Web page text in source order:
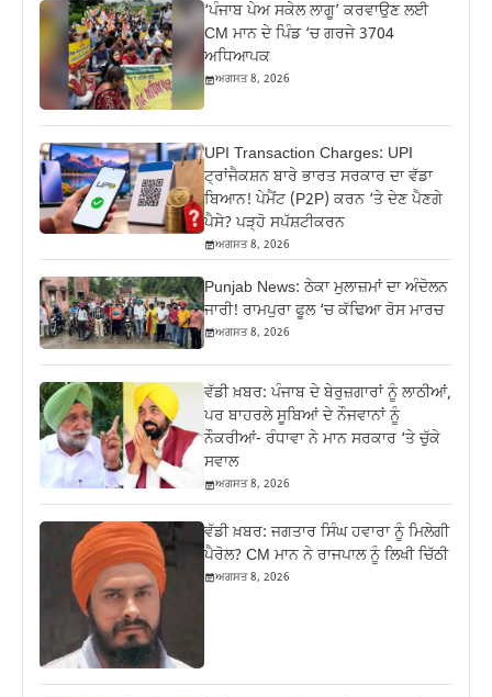
‘ਪੰਜਾਬ ਪੇਅ ਸਕੇਲ ਲਾਗੂ’ ਕਰਵਾਉਣ ਲਈ
CM ਮਾਨ ਦੇ ਪਿੰਡ ‘ਚ ਗਰਜੇ 3704
ਅਧਿਆਪਕ
ਅਗਸਤ 8, 2026
UPI Transaction Charges: UPI
ਟ੍ਰਾਂਜੈਕਸ਼ਨ ਬਾਰੇ ਭਾਰਤ ਸਰਕਾਰ ਦਾ ਵੱਡਾ
ਬਿਆਨ! ਪੇਮੈਂਟ (P2P) ਕਰਨ ‘ਤੇ ਦੇਣ ਪੈਣਗੇ
ਪੈਸੇ? ਪੜ੍ਹੋ ਸਪੱਸ਼ਟੀਕਰਨ
ਅਗਸਤ 8, 2026
Punjab News: ਠੇਕਾ ਮੁਲਾਜ਼ਮਾਂ ਦਾ ਅੰਦੋਲਨ
ਜਾਰੀ! ਰਾਮਪੁਰਾ ਫੂਲ ‘ਚ ਕੱਢਿਆ ਰੋਸ ਮਾਰਚ
ਅਗਸਤ 8, 2026
ਵੱਡੀ ਖ਼ਬਰ: ਪੰਜਾਬ ਦੇ ਬੇਰੁਜ਼ਗਾਰਾਂ ਨੂੰ ਲਾਠੀਆਂ,
ਪਰ ਬਾਹਰਲੇ ਸੂਬਿਆਂ ਦੇ ਨੌਜਵਾਨਾਂ ਨੂੰ
ਨੌਕਰੀਆਂ- ਰੰਧਾਵਾ ਨੇ ਮਾਨ ਸਰਕਾਰ ‘ਤੇ ਚੁੱਕੇ
ਸਵਾਲ
ਅਗਸਤ 8, 2026
ਵੱਡੀ ਖ਼ਬਰ: ਜਗਤਾਰ ਸਿੰਘ ਹਵਾਰਾ ਨੂੰ ਮਿਲੇਗੀ
ਪੈਰੋਲ? CM ਮਾਨ ਨੇ ਰਾਜਪਾਲ ਨੂੰ ਲਿਖੀ ਚਿੱਠੀ
ਅਗਸਤ 8, 2026